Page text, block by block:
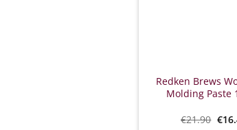
Redken Brews
Molding Paste
€21.90 €